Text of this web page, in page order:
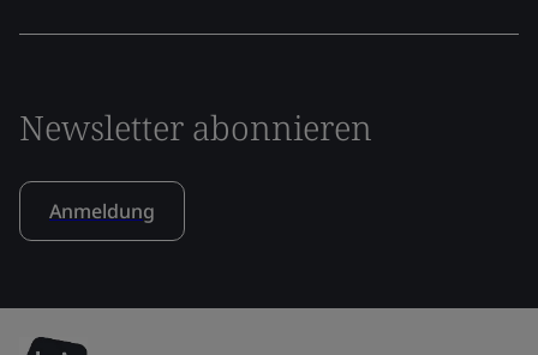
Newsletter abonnieren
Anmeldung